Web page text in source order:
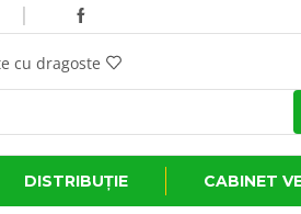
cu dragoste
DISTRIBUȚIE CABINET